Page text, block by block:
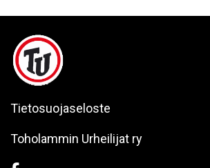
Tietosuojaseloste
Toholammin Urheilijat ry